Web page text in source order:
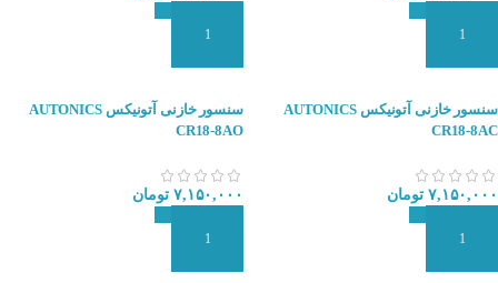
سنسور خازنی آتونیکس AUTONICS
CR18-8AC
۷,۱۵۰,۰۰۰ تومان
سنسور خازنی آتونیکس AUTONICS
CR18-8AO
۷,۱۵۰,۰۰۰ تومان